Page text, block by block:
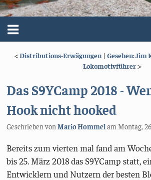
Menü
<Distributions-Erwägungen | Gesehen: Jim
Lokomotivführer>
Das S9YCamp 2018 -
Hook nicht hooked
Geschrieben vonMario Hommelam Montag,
Bereits zum vierten mal fand am
bis 25. März 2018 das S9YCamp statt,
Entwicklern und Nutzern der besten